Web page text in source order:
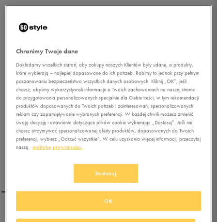
1/4
NIKE SUNRAY ADJUST 4
Chronimy Twoje dane
Dokładamy wszelkich starań, aby zakupy naszych Klientów były udane, a produkty,
które wybierają – najlepiej dopasowane do ich potrzeb. Robimy to jednak przy pełnym
poszanowaniu bezpieczeństwa wszystkich danych osobowych. Kliknij „OK”, jeśli
chcesz, abyśmy wykorzystywali informacje o Twoich zachowaniach na naszej stronie
do przygotowania personalizowanych specjalnie dla Ciebie treści, w tym rekomendacji
produktów dopasowanych do Twoich potrzeb i zainteresowań, spersonalizowanych
reklam czy zapamiętywanie wybranych preferencji. W każdej chwili możesz zmienić
swoją decyzję i ustawienia dotyczące plików cookie wybierając „Dostosuj”. Jeśli nie
chcesz otrzymywać spersonalizowanej oferty produktów, dopasowanych do Twoich
preferencji, wybierz „Odrzuć wszystkie”. W celu uzyskania więcej informacji, przeczytaj
naszą
politykę prywatności.
Dostosuj
OK